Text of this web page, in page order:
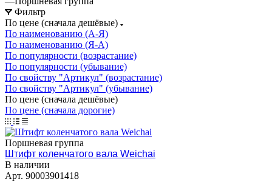
Фильтр
По цене (сначала дешёвые)
По наименованию (А-Я)
По наименованию (Я-А)
По популярности (возрастание)
По популярности (убывание)
По свойству "Артикул" (возрастание)
По свойству "Артикул" (убывание)
По цене (сначала дешёвые)
По цене (сначала дорогие)
Поршневая группа
Штифт коленчатого вала Weichai
В наличии
Арт. 90003901418